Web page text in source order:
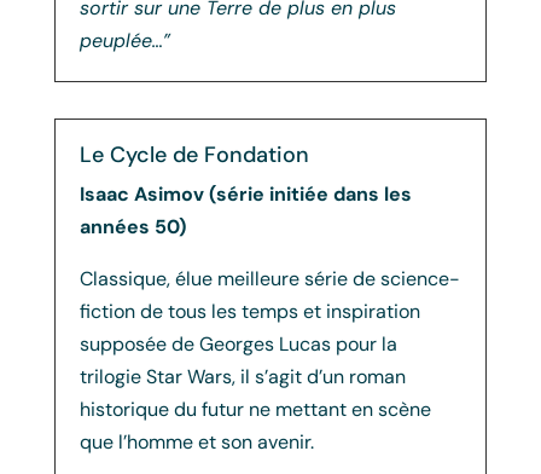
sortir sur une Terre de plus en plus
peuplée…”
Le Cycle de Fondation
Isaac Asimov (série initiée dans les
années 50)
Classique, élue meilleure série de science-
fiction de tous les temps et inspiration
supposée de Georges Lucas pour la
trilogie Star Wars, il s’agit d’un roman
historique du futur ne mettant en scène
que l’homme et son avenir.